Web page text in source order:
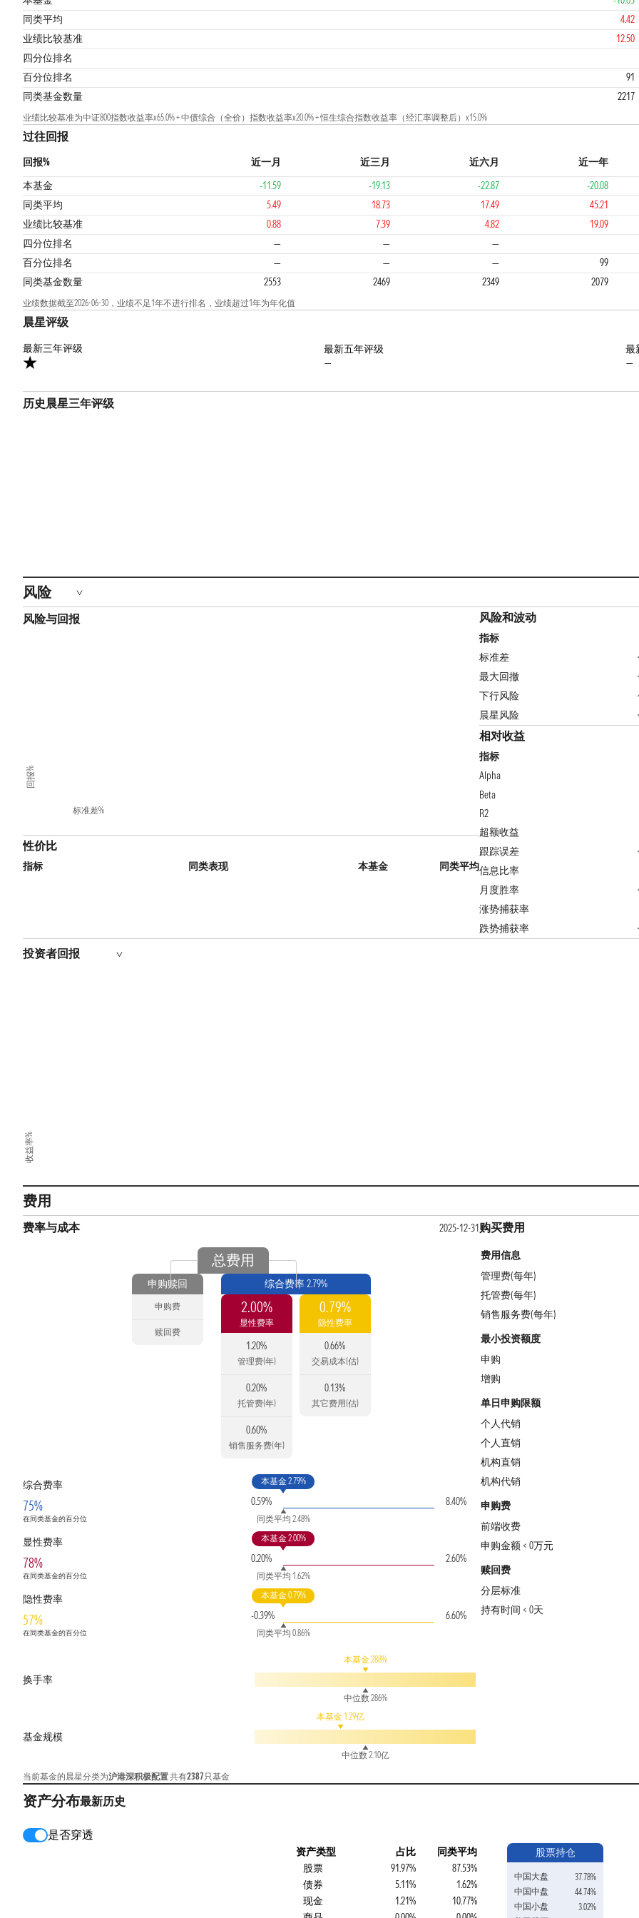
同类平均
4.42
业绩比较基准
12.50
四分位排名
4 4
百分位排名 91
同类基金数量
2217
业绩比较基准为中证800指数收益率x65.0% + 中债综合（全价）指数收益率x20.0% + 恒生综合指数收益率（经汇率调整后）x15.0%
过往回报
回报% 近一月 近三月 近六月 近一年
本基金
-11.59 -19.13 -22.87 -20.08
同类平均
5.49 18.73 17.49 45.21
业绩比较基准
0.88 7.39 4.82 19.09
四分位排名
— — —
4 4
百分位排名 — — — 99
同类基金数量
2553 2469 2349 2079
业绩数据截至2026-06-30，业绩不足1年不进行排名，业绩超过1年为年化值
晨星评级
最新三年评级
最新五年评级
—
最
—
历史晨星三年评级
风险
风险与回报
标准差%
回报%
性价比
指标 同类表现 本基金 同类平均
风险和波动
指标
标准差
最大回撤
下行风险
晨星风险
相对收益
指标
Alpha
Beta
R2
超额收益
跟踪误差
信息比率
月度胜率
涨势捕获率
跌势捕获率
投资者回报
收益率%
费用
费率与成本 2025-12-31
总费用
申购赎回
申购费
赎回费
综合费率 2.79%
2.00%
显性费率
1.20%
管理费(年)
0.20%
托管费(年)
0.60%
销售服务费(年)
0.79%
隐性费率
0.66%
交易成本(估)
0.13%
其它费用(估)
综合费率
75%
在同类基金的百分位
0.59%
本基金 2.79%
同类平均 2.48%
8.40%
显性费率
78%
在同类基金的百分位
0.20%
本基金 2.00%
同类平均 1.62%
2.60%
隐性费率
57%
在同类基金的百分位
-0.39%
本基金 0.79%
同类平均 0.86%
6.60%
换手率
本基金 288%
中位数 286%
基金规模
本基金 1.29亿
中位数 2.10亿
当前基金的晨星分类为沪港深积极配置共有2387只基金
购买费用
费用信息
管理费(每年)
托管费(每年)
销售服务费(每年)
最小投资额度
申购
增购
单日申购限额
个人代销
个人直销
机构直销
机构代销
申购费
前端收费
申购金额 < 0万元
赎回费
分层标准
持有时间 < 0天
资产分布最新历史
是否穿透
资产类型 占比
同类平均
股票
91.97%
87.53%
债券
5.11%
1.62%
现金
1.21%
10.77%
股票持仓
中国大盘
37.78%
中国中盘
44.74%
中国小盘
3.02%